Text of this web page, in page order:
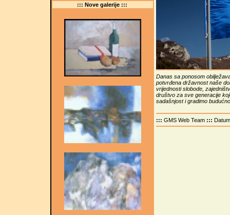
::: Nove galerije :::
Danas sa ponosom
potvrđena državnost naše
vrijednosti slobode,
društvo za sve generacije
sadašnjost i gradimo
::: GMS Web Team :::